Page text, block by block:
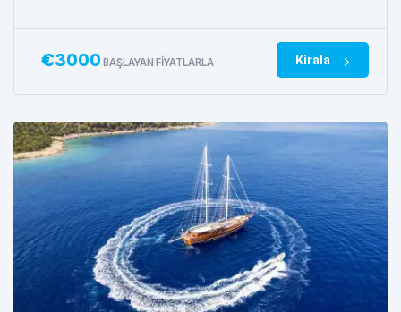
€3000 BAŞLAYAN FIYATLARLA Kirala